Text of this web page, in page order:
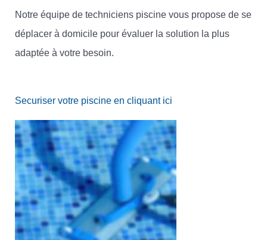
Notre équipe de techniciens piscine vous propose de se
déplacer à domicile pour évaluer la solution la plus
adaptée à votre besoin.
Securiser votre piscine en cliquant ici